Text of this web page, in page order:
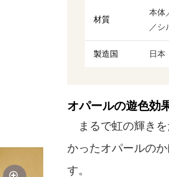
材質
本体
／シ
製造国 日本
オパールの遊色効
まるで虹の輝き
かったオパールの
す。